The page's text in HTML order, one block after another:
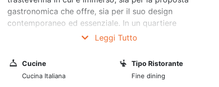
gastronomica che offre, sia per il suo design
contemporaneo ed essenziale. In un quartiere
affascinante, entrato nel nostro immaginario per i muri
facciate incorniciate dall’edera, Glass rappresenta
un’eccezione unica e una sorpresa per chi sceglie di
andare alla scoperta dei piatti della Chef. La sua è
Leggi Tutto
Cucine
Cucina Italiana
Tipo Ristorante
Fine dining